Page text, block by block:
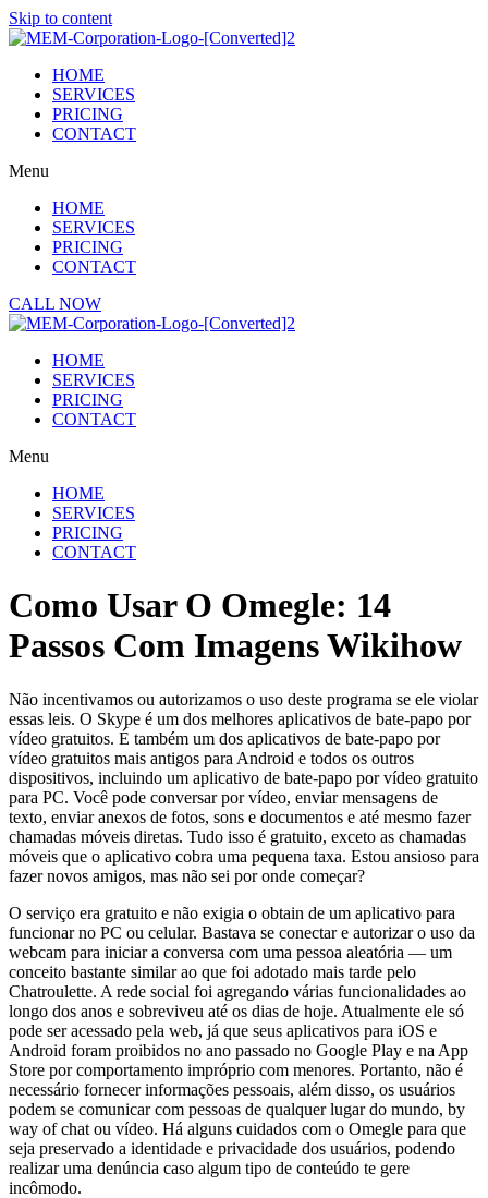
Skip to content
HOME
SERVICES
PRICING
CONTACT
Menu
HOME
SERVICES
PRICING
CONTACT
CALL NOW
HOME
SERVICES
PRICING
CONTACT
Menu
HOME
SERVICES
PRICING
CONTACT
Como Usar O Omegle: 14
Passos Com Imagens Wikihow
Não incentivamos ou autorizamos o uso deste programa se ele violar
essas leis. O Skype é um dos melhores aplicativos de bate-papo por
vídeo gratuitos. É também um dos aplicativos de bate-papo por
vídeo gratuitos mais antigos para Android e todos os outros
dispositivos, incluindo um aplicativo de bate-papo por vídeo gratuito
para PC. Você pode conversar por vídeo, enviar mensagens de
texto, enviar anexos de fotos, sons e documentos e até mesmo fazer
chamadas móveis diretas. Tudo isso é gratuito, exceto as chamadas
móveis que o aplicativo cobra uma pequena taxa. Estou ansioso para
fazer novos amigos, mas não sei por onde começar?
O serviço era gratuito e não exigia o obtain de um aplicativo para
funcionar no PC ou celular. Bastava se conectar e autorizar o uso da
webcam para iniciar a conversa com uma pessoa aleatória — um
conceito bastante similar ao que foi adotado mais tarde pelo
Chatroulette. A rede social foi agregando várias funcionalidades ao
longo dos anos e sobreviveu até os dias de hoje. Atualmente ele só
pode ser acessado pela web, já que seus aplicativos para iOS e
Android foram proibidos no ano passado no Google Play e na App
Store por comportamento impróprio com menores. Portanto, não é
necessário fornecer informações pessoais, além disso, os usuários
podem se comunicar com pessoas de qualquer lugar do mundo, by
way of chat ou vídeo. Há alguns cuidados com o Omegle para que
seja preservado a identidade e privacidade dos usuários, podendo
realizar uma denúncia caso algum tipo de conteúdo te gere
incômodo.